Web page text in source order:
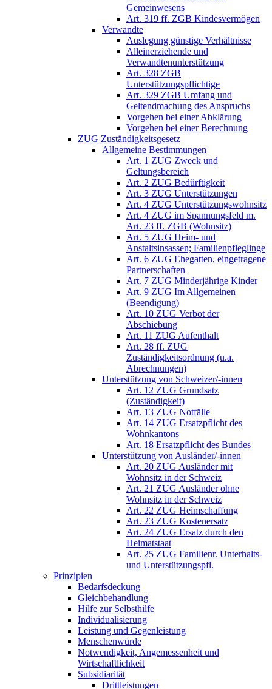
Gemeinwesens
Art. 319 ff. ZGB Kindesvermögen
Verwandte
Auslegung günstige Verhältnisse
Alleinerziehende und
Verwandtenunterstützung
Art. 328 ZGB
Unterstützungspflichtige
Art. 329 ZGB Umfang und
Geltendmachung des Anspruchs
Vorgehen bei einer Abklärung
Vorgehen bei einer Berechnung
ZUG Zuständigkeitsgesetz
Allgemeine Bestimmungen
Art. 1 ZUG Zweck und
Geltungsbereich
Art. 2 ZUG Bedürftigkeit
Art. 3 ZUG Unterstützungen
Art. 4 ZUG Unterstützungswohnsitz
Art. 4 ZUG im Spannungsfeld m.
Art. 23 ff. ZGB (Wohnsitz)
Art. 5 ZUG Heim- und
Anstaltsinsassen; Familienpfleglinge
Art. 6 ZUG Ehegatten, eingetragene
Partnerschaften
Art. 7 ZUG Minderjährige Kinder
Art. 9 ZUG Im Allgemeinen
(Beendigung)
Art. 10 ZUG Verbot der
Abschiebung
Art. 11 ZUG Aufenthalt
Art. 28 ff. ZUG
Zuständigkeitsordnung (u.a.
Abrechnungen)
Unterstützung von Schweizer/-innen
Art. 12 ZUG Grundsatz
(Zuständigkeit)
Art. 13 ZUG Notfälle
Art. 14 ZUG Ersatzpflicht des
Wohnkantons
Art. 18 Ersatzpflicht des Bundes
Unterstützung von Ausländer/-innen
Art. 20 ZUG Ausländer mit
Wohnsitz in der Schweiz
Art. 21 ZUG Ausländer ohne
Wohnsitz in der Schweiz
Art. 22 ZUG Heimschaffung
Art. 23 ZUG Kostenersatz
Art. 24 ZUG Ersatz durch den
Heimatstaat
Art. 25 ZUG Familienr. Unterhalts-
und Unterstützungspfl.
Prinzipien
Bedarfsdeckung
Gleichbehandlung
Hilfe zur Selbsthilfe
Individualisierung
Leistung und Gegenleistung
Menschenwürde
Notwendigkeit, Angemessenheit und
Wirtschaftlichkeit
Subsidiarität
Drittleistungen